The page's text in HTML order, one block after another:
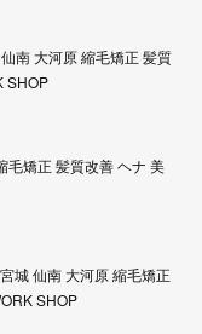
南 大河原 縮毛矯正 髪質
SHOP
毛矯正 髪質改善 ヘナ 美
城 仙南 大河原 縮毛矯正
SHOP